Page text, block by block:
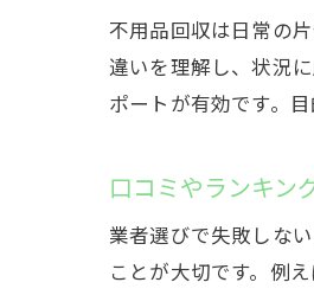
不用品回収は日常の
違いを理解し、状況
ポートが有効です。
口コミやランキン
業者選びで失敗しな
ことが大切です。例